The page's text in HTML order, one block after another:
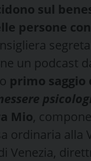
sul
persone
un podcast
primo
Mio,
ordinaria alla
di Venezia,